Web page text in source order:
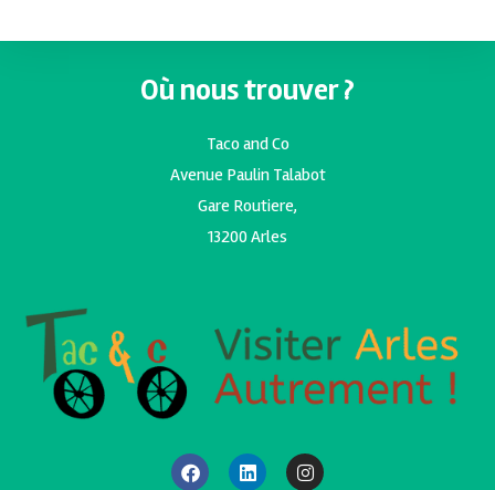
Où nous trouver ?
Taco and Co
Avenue Paulin Talabot
Gare Routiere,
13200 Arles